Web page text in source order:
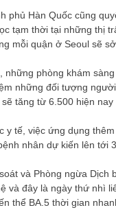
phủ Hàn Quốc cũng
tạm thời tại những thị
mỗi quận ở Seoul sẽ
những phòng khám
những đối tượng
tăng từ 6.500 hiện nay
y tế, việc ứng dụng
nhân dự kiến ​​lên tới
và Phòng ngừa
và đây là ngày thứ nhì
thể BA.5 thời gian